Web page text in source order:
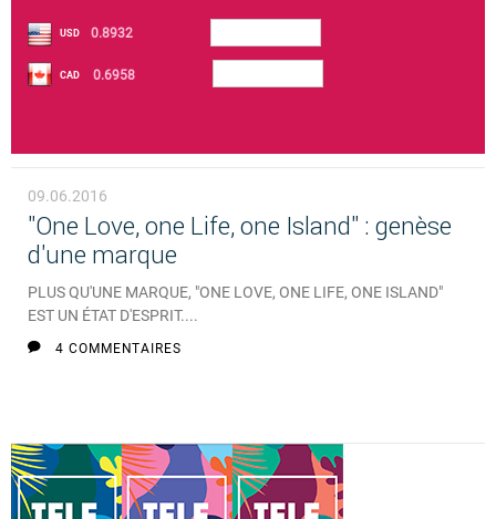
USD 0.8932
CAD 0.6958
09.06.2016
"One Love, one Life, one Island" : genèse
d'une marque
PLUS QU'UNE MARQUE, "ONE LOVE, ONE LIFE, ONE ISLAND"
EST UN ÉTAT D'ESPRIT....
4 COMMENTAIRES